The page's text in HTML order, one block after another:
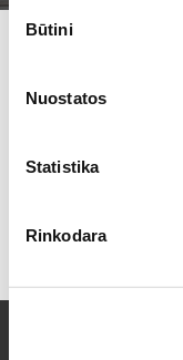
Sutikimo
pasirinkimas
Būtini
Nuostatos
Statistika
Rinkodara
Bilietų kaina į
objektus į